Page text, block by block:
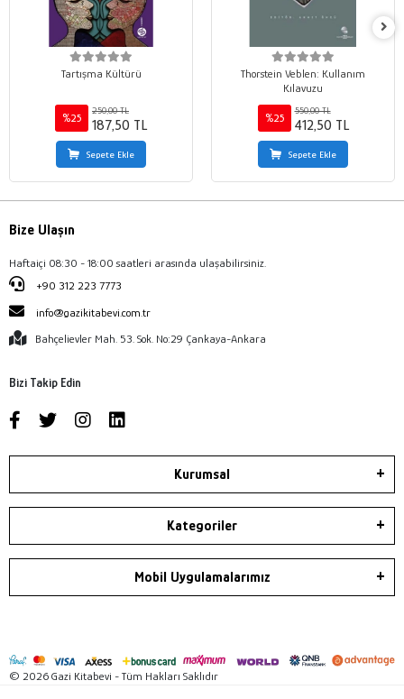
Tartışma Kültürü
%25
250,00 TL
187,50 TL
Sepete Ekle
Thorstein Veblen: Kullanım
Kılavuzu
%25
550,00 TL
412,50 TL
Sepete Ekle
Bize Ulaşın
Haftaiçi 08:30 - 18:00 saatleri arasında ulaşabilirsiniz.
+90 312 223 7773
info@gazikitabevi.com.tr
Bahçelievler Mah. 53. Sok. No:29 Çankaya-Ankara
Bizi Takip Edin
Kurumsal
Kategoriler
Mobil Uygulamalarımız
© 2026 Gazi Kitabevi - Tüm Hakları Saklıdır